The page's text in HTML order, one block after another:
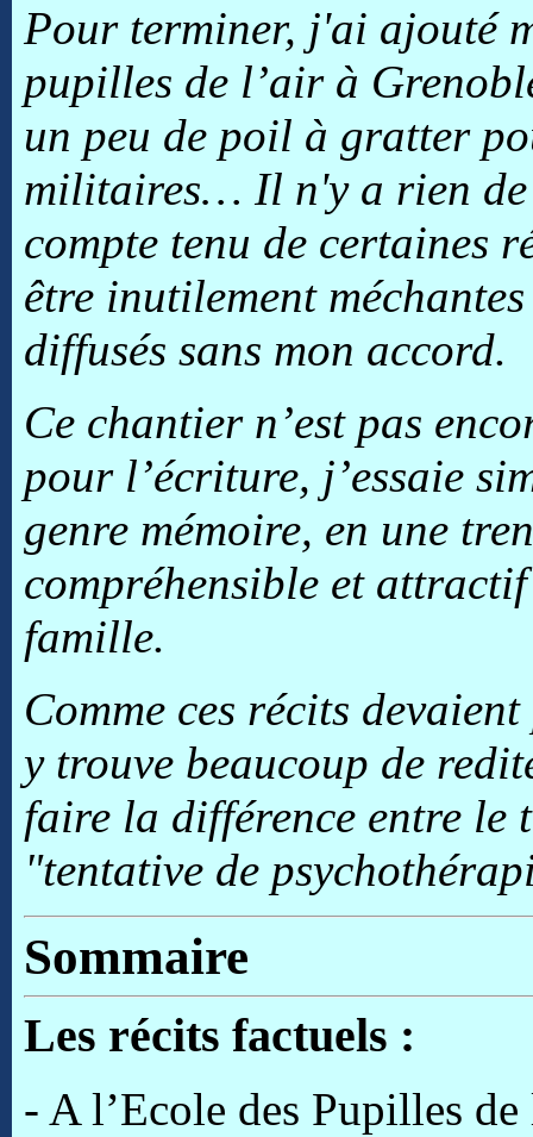
Pour terminer, j'ai ajouté
pupilles de l’air à
un peu de poil à gratter
militaires… Il n'y a rien de
compte tenu de certaines
être inutilement
diffusés sans mon accord.
Ce chantier n’est pas
pour l’écriture, j’essaie
genre mémoire, en une
compréhensible et
famille.
Comme ces récits
y trouve beaucoup de
faire la différence entre le
"tentative de
Sommaire
Les récits factuels :
- A l’Ecole des Pupilles